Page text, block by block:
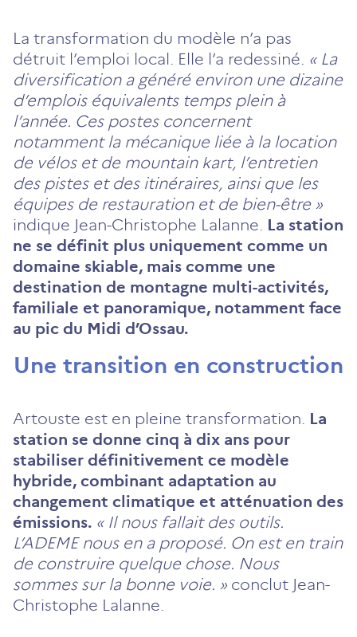
La transformation du modèle n’a pas
détruit l’emploi local. Elle l’a redessiné. « La
diversification a généré environ une dizaine
d’emplois équivalents temps plein à
l’année. Ces postes concernent
notamment la mécanique liée à la location
de vélos et de mountain kart, l’entretien
des pistes et des itinéraires, ainsi que les
équipes de restauration et de bien-être »
indique Jean-Christophe Lalanne. La station
ne se définit plus uniquement comme un
domaine skiable, mais comme une
destination de montagne multi-activités,
familiale et panoramique, notamment face
au pic du Midi d’Ossau.
Une transition en construction
Artouste est en pleine transformation. La
station se donne cinq à dix ans pour
stabiliser définitivement ce modèle
hybride, combinant adaptation au
changement climatique et atténuation des
émissions. « Il nous fallait des outils.
L’ADEME nous en a proposé. On est en train
de construire quelque chose. Nous
sommes sur la bonne voie. » conclut Jean-
Christophe Lalanne.